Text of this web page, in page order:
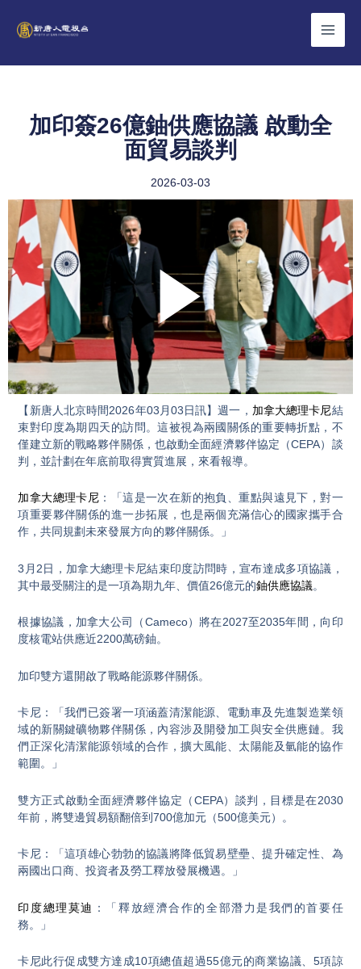
加印簽26億鈾供應協議 啟動全
面貿易談判
2026-03-03
【新唐人北京時間2026年03月03日訊】週一， 加拿大總理卡尼結
束對印度為期四天的訪問。這被視為兩國關係的重要轉折點，不
僅建立新的戰略夥伴關係，也啟動全面經濟夥伴協定（CEPA）談
判，並計劃在年底前取得實質進展，來看報導。
加拿大總理卡尼 ：「這是一次在新的抱負、重點與遠見下，對一
項重要夥伴關係的進一步拓展，也是兩個充滿信心的國家攜手合
作，共同規劃未來發展方向的夥伴關係。」
3月2日，加拿大總理卡尼結束印度訪問時，宣布達成多項協議，
其中最受關注的是一項為期九年、價值26億元的鈾供應協議。
根據協議，加拿大公司（Cameco）將在2027至2035年間，向印
度核電站供應近2200萬磅鈾。
加印雙方還開啟了戰略能源夥伴關係。
卡尼：「我們已簽署一項涵蓋清潔能源、電動車及先進製造業領
域的新關鍵礦物夥伴關係，內容涉及開發加工與安全供應鏈。我
們正深化清潔能源領域的合作，擴大風能、太陽能及氫能的協作
範圍。」
雙方正式啟動全面經濟夥伴協定（CEPA）談判，目標是在2030
年前，將雙邊貿易額翻倍到700億加元（500億美元）。
卡尼：「這項雄心勃勃的協議將降低貿易壁壘、提升確定性、為
兩國出口商、投資者及勞工釋放發展機遇。」
印度總理莫迪 ：「釋放經濟合作的全部潛力是我們的首要任
務。」
卡尼此行促成雙方達成10項總值超過55億元的商業協議、5項諒